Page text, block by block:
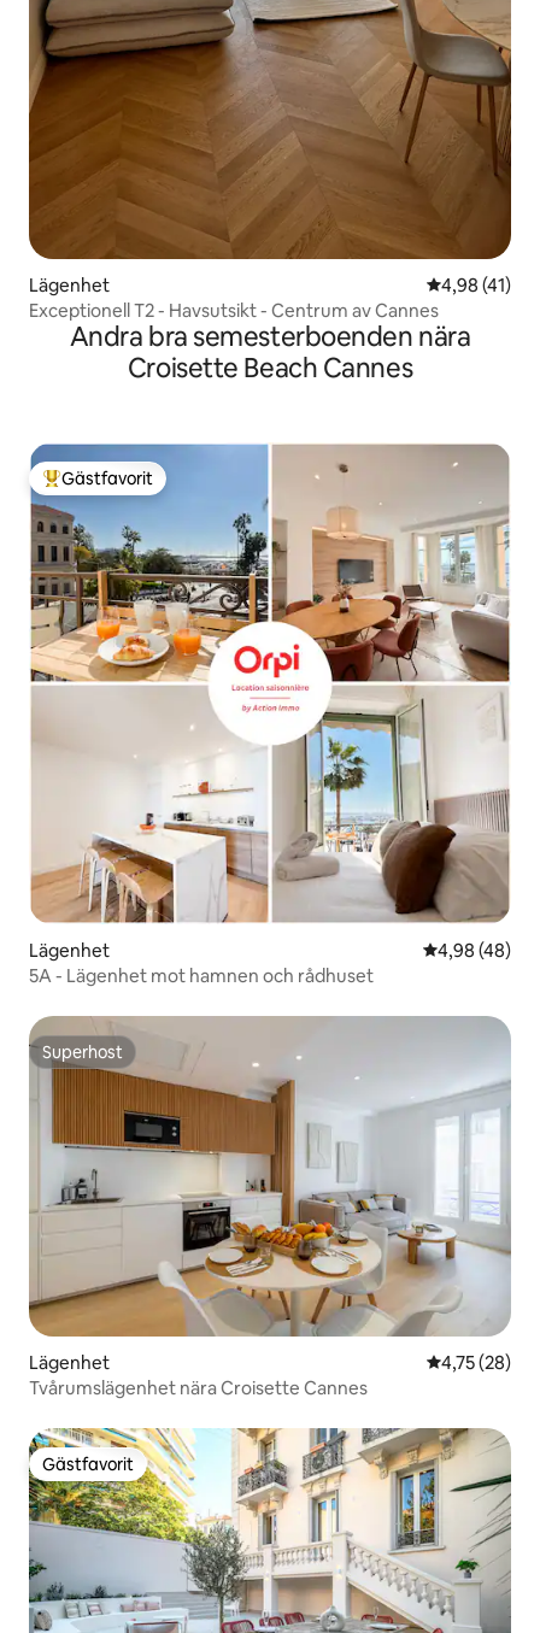
Lägenhet 4,98 av 5 i
4,98 (41)
Exceptionell T2 - Havsutsikt - Centrum av Cannes
Andra bra semesterboenden nära
Croisette Beach Cannes
Populär gästfavorit
Gästfavorit
Lägenhet 4,98 av 5 i
4,98 (48)
5A - Lägenhet mot hamnen och rådhuset
Superhost
Superhost
Lägenhet 4,75 av 5 i
4,75 (28)
Tvårumslägenhet nära Croisette Cannes
Gästfavorit
Gästfavorit